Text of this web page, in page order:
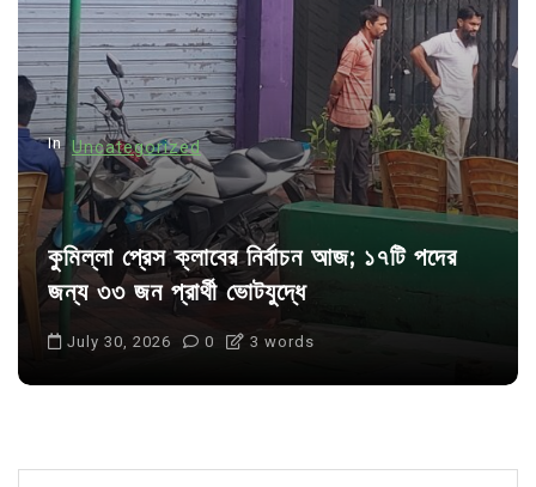
t
i
o
n
In Uncategorized
কুমিল্লা প্রেস ক্লাবের নির্বাচন আজ; ১৭টি পদের
জন্য ৩৩ জন প্রার্থী ভোটযুদ্ধে
July 30, 2026 0 3 words